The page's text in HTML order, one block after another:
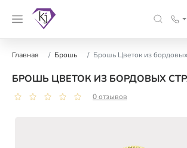
Главная Брошь Брошь Цветок из бордовых
БРОШЬ ЦВЕТОК ИЗ БОРДОВЫХ
0 отзывов